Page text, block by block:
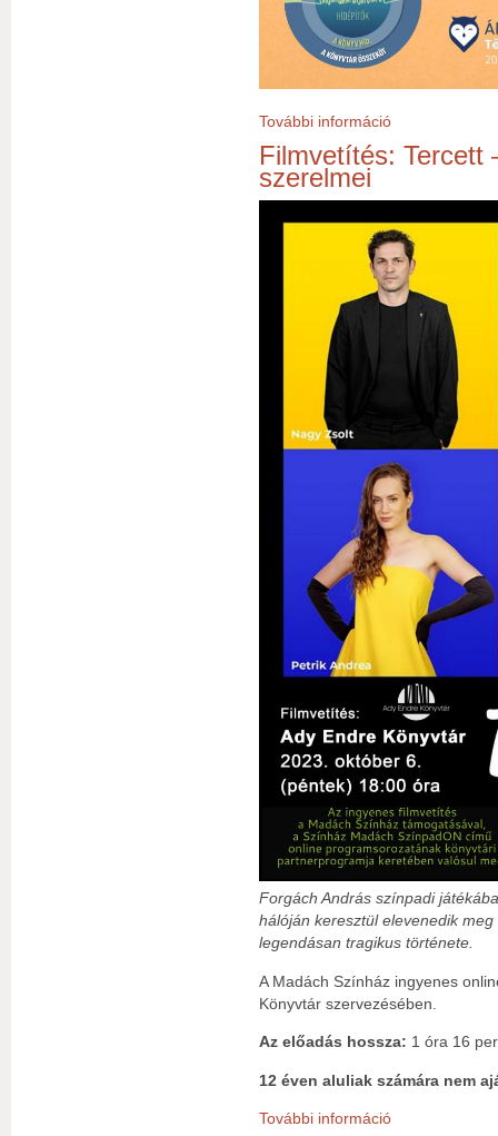
További információ
Filmvetítés: Tercett
szerelmei
Forgách András színpadi
hálóján keresztül elevenedik
legendásan tragikus története.
A Madách Színház ingyenes
Könyvtár szervezésében.
Az előadás hossza: 1 óra 16
12 éven aluliak számára nem
További információ